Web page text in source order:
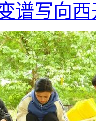
谱写向